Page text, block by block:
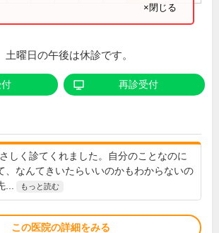
×閉じる
曜日の午後は休診です。
再診受付
しく診てくれました。自分のことなのに
、なんてきいたらいいのかもわからないの
もっと読む
この医院の詳細をみる